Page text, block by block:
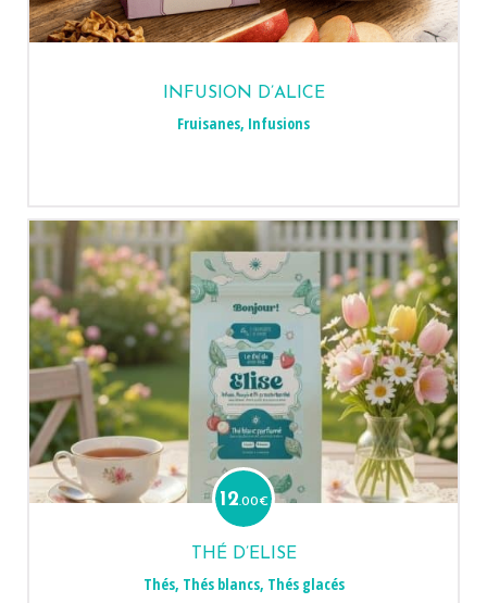
INFUSION D’ALICE
Fruisanes, Infusions
12.00€
THÉ D’ELISE
Thés, Thés blancs, Thés glacés